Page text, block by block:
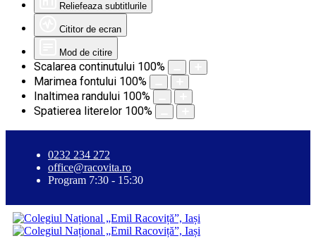
Reliefeaza subtitlurile
Cititor de ecran
Mod de citire
Scalarea continutului 100%
Marimea fontului 100%
Inaltimea randului 100%
Spatierea literelor 100%
0232 234 272
office@racovita.ro
Program 7:30 - 15:30